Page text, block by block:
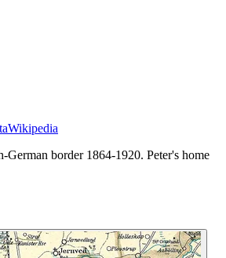
Wikipedia
border 1864-1920. Peter's home